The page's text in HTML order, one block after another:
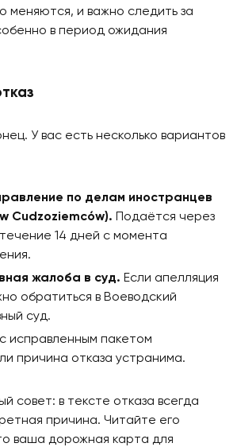
меняются, и важно следить за
в период ожидания
У вас есть несколько вариантов
по делам иностранцев
Cudzoziemców). Подаётся через
14 дней с момента
жалоба в суд. Если апелляция
обратиться в Воеводский
суд.
с исправленным пакетом
причина отказа устранима.
совет: в тексте отказа всегда
причина. Читайте его
ваша дорожная карта для